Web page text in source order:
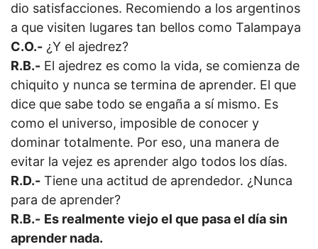
dio satisfacciones. Recomiendo a los argentinos
a que visiten lugares tan bellos como Talampaya
C.O.- ¿Y el ajedrez?
R.B.- El ajedrez es como la vida, se comienza de
chiquito y nunca se termina de aprender. El que
dice que sabe todo se engaña a sí mismo. Es
como el universo, imposible de conocer y
dominar totalmente. Por eso, una manera de
evitar la vejez es aprender algo todos los días.
R.D.- Tiene una actitud de aprendedor. ¿Nunca
para de aprender?
R.B.- Es realmente viejo el que pasa el día sin
aprender nada.